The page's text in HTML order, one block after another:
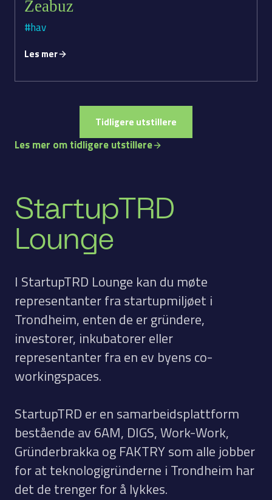
Zeabuz
#hav
Les mer
Tidligere utstillere
Les mer om tidligere utstillere
StartupTRD
Lounge
I StartupTRD Lounge kan du møte
representanter fra startupmiljøet i
Trondheim, enten de er gründere,
investorer, inkubatorer eller
representanter fra en ev byens co-
workingspaces.
StartupTRD er en samarbeidsplattform
bestående av 6AM, DIGS, Work-Work,
Gründerbrakka og FAKTRY som alle jobber
for at teknologigründerne i Trondheim har
det de trenger for å lykkes.